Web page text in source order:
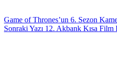
Game of Thrones’un 6. Sezon
Sonraki Yazı 12. Akbank Kısa Film